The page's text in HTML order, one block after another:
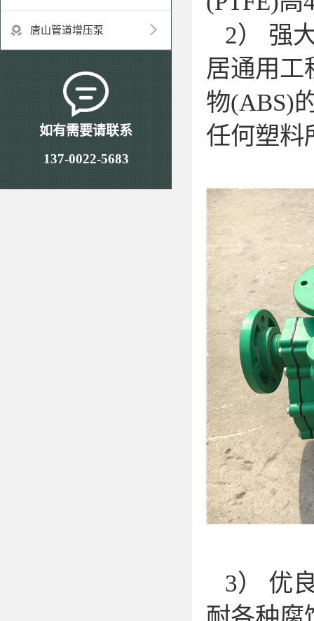
唐山管道增压泵
如有需要请联系
137-0022-5683
2） 强
居通用工
物(ABS)
任何塑
3） 优